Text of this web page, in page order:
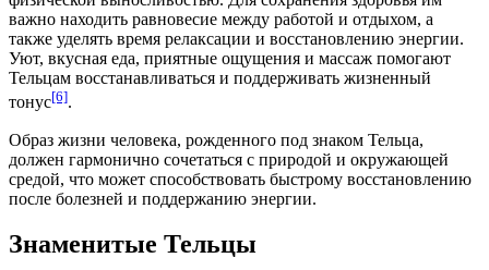
важно находить равновесие между работой и отдыхом, а
также уделять время релаксации и восстановлению энергии.
Уют, вкусная еда, приятные ощущения и массаж помогают
Тельцам восстанавливаться и поддерживать жизненный
тонус[6].
Образ жизни человека, рожденного под знаком Тельца,
должен гармонично сочетаться с природой и окружающей
средой, что может способствовать быстрому восстановлению
после болезней и поддержанию энергии.
Знаменитые Тельцы